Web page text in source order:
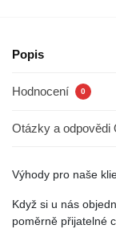
Popis
Hodnocení 0
Otázky a odpovědi
Výhody pro naše
Když si u nás
poměrně přijatelné